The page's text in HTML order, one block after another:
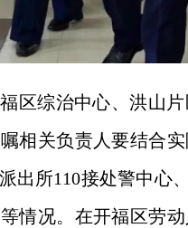
区综治中心、洪山
相关负责人要结合
出所110接处警中心
情况。在开福区劳